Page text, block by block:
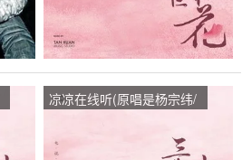
凉凉在线听(原唱是杨宗纬/
播:545次